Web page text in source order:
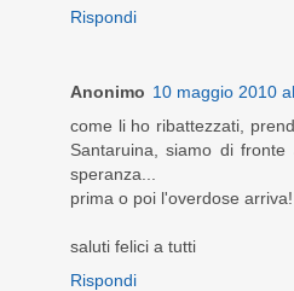
Rispondi
Anonimo 10 maggio 2010
come li ho ribattezzati,
Santaruina, siamo di fronte
speranza...
prima o poi l'overdose arriva!
saluti felici a tutti
Rispondi